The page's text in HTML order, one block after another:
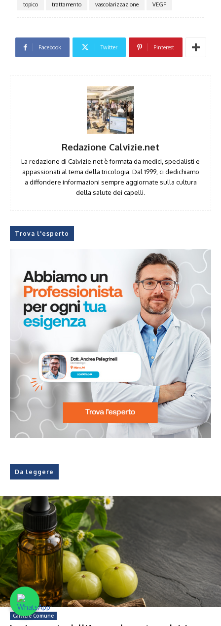
topico
trattamento vascolarizzazione VEGF
Facebook Twitter Pinterest
Redazione Calvizie.net
La redazione di Calvizie.net è formata da medici, specialisti e
appassionati al tema della tricologia. Dal 1999, ci dedichiamo
a diffondere informazioni sempre aggiornate sulla cultura
della salute dei capelli.
Trova l'esperto
Da leggere
Calvizie Comune